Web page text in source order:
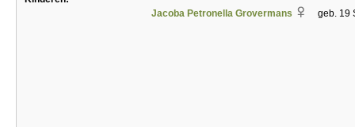
Jacoba Petronella Grovermans
geb. 19